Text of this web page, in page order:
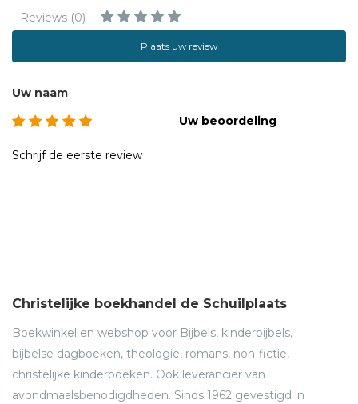
Reviews (0)
Plaats uw review
Uw naam
Uw beoordeling
Schrijf de eerste review
Christelijke boekhandel de Schuilplaats
Boekwinkel en webshop voor Bijbels, kinderbijbels,
bijbelse dagboeken, theologie, romans, non-fictie,
christelijke kinderboeken. Ook leverancier van
avondmaalsbenodigdheden. Sinds 1962 gevestigd in